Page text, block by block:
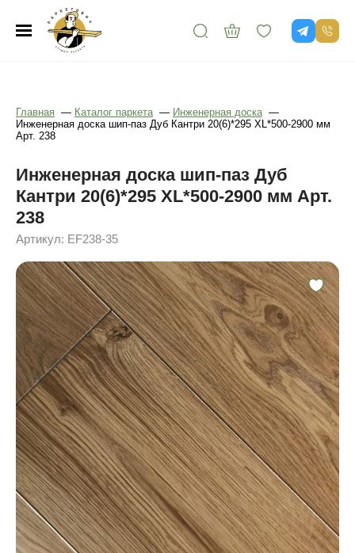
Главная — Каталог паркета — Инженерная доска —
Инженерная доска шип-паз Дуб Кантри 20(6)*295 XL*500-2900 мм
Арт. 238
Инженерная доска шип-паз Дуб
Кантри 20(6)*295 XL*500-2900 мм Арт.
238
Артикул: EF238-35